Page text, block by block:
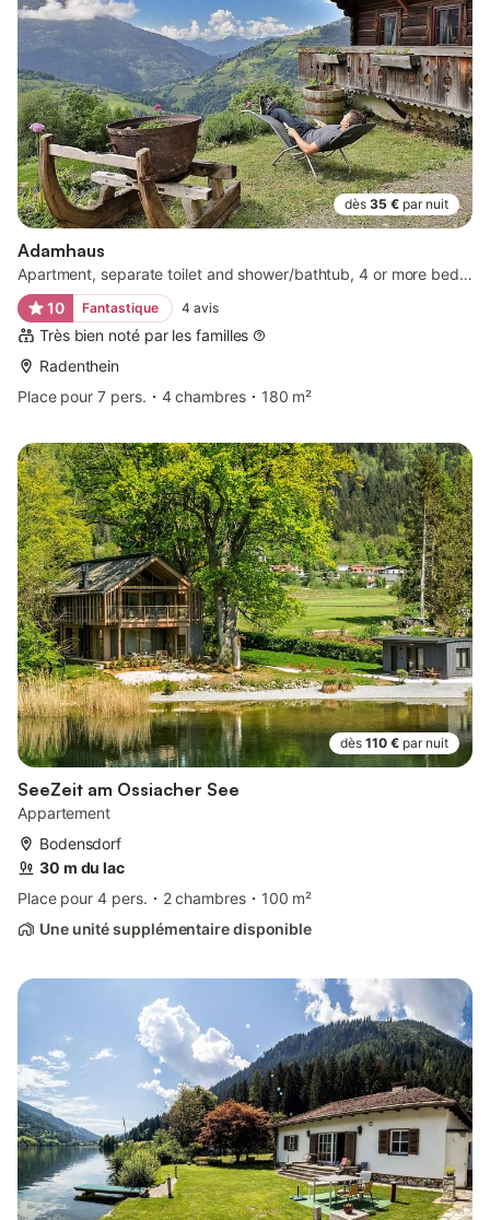
dès 35 € par nuit
Adamhaus
Apartment, separate toilet and shower/bathtub, 4 or more bed rooms
10
Fantastique 4 avis
Très bien noté par les familles
Radenthein
Place pour 7 pers.
4 chambres 180 m²
dès 110 € par nuit
SeeZeit am Ossiacher See
Appartement
Bodensdorf
30 m du lac
Place pour 4 pers.
2 chambres
100 m²
Une unité supplémentaire disponible